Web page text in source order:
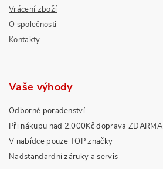
Vrácení zboží
O společnosti
Kontakty
Vaše výhody
Odborné poradenství
Při nákupu nad 2.000Kč doprava ZDARMA
V nabídce pouze TOP značky
Nadstandardní záruky a servis